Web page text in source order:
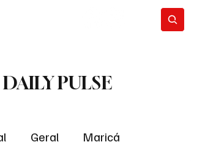
PULSE
Geral Maricá